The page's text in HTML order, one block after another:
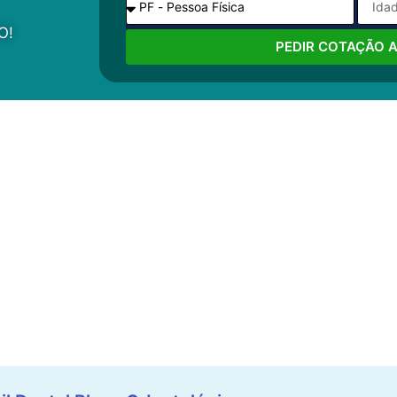
PEDIR COTAÇÃO